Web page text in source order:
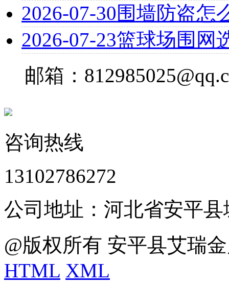
2026-07-30围墙防盗怎
2026-07-23篮球场围网
邮箱：
咨询热线
13102786272
公司地址：河北省安平
@版权所有 安平县艾瑞
HTML XML